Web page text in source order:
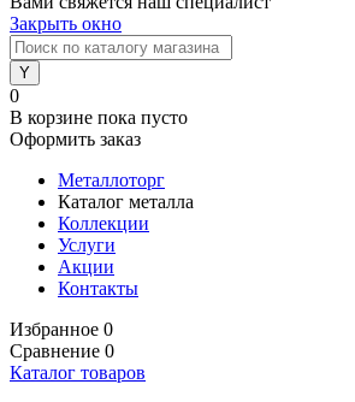
Закрыть окно
0
В корзине пока пусто
Оформить заказ
Металлоторг
Каталог металла
Коллекции
Услуги
Акции
Контакты
Избранное 0
Сравнение 0
Каталог товаров